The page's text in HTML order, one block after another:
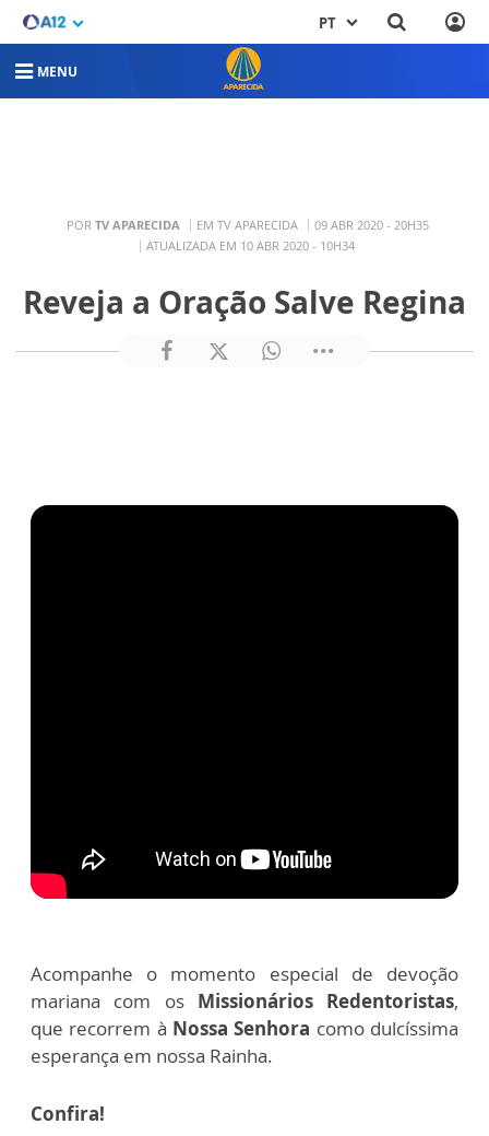
PT
MENU
POR TV APARECIDA EM TV APARECIDA
09 ABR 2020 - 20H35
ATUALIZADA EM 10 ABR 2020 - 10H34
Reveja a Oração Salve Regina
Acompanhe o momento especial de devoção
mariana com os Missionários Redentoristas,
que recorrem à Nossa Senhora como dulcíssima
esperança em nossa Rainha.
Confira!